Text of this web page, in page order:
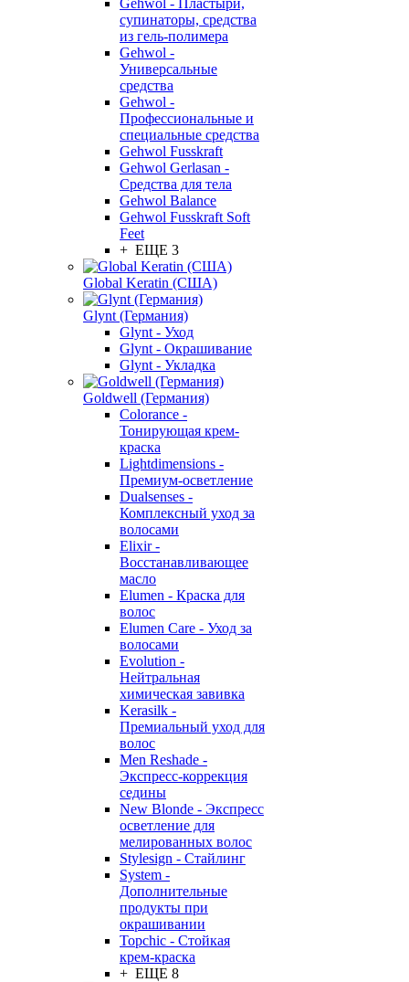
Gehwol - Пластыри,
супинаторы, средства
из гель-полимера
Gehwol -
Универсальные
средства
Gehwol -
Профессиональные и
специальные средства
Gehwol Fusskraft
Gehwol Gerlasan -
Средства для тела
Gehwol Balance
Gehwol Fusskraft Soft
Feet
+ ЕЩЕ 3
Global Keratin (США)
Glynt (Германия)
Glynt - Уход
Glynt - Окрашивание
Glynt - Укладка
Goldwell (Германия)
Colorance -
Тонирующая крем-
краска
Lightdimensions -
Премиум-осветление
Dualsenses -
Комплексный уход за
волосами
Elixir -
Восстанавливающее
масло
Elumen - Краска для
волос
Elumen Care - Уход за
волосами
Evolution -
Нейтральная
химическая завивка
Kerasilk -
Премиальный уход для
волос
Men Reshade -
Экспресс-коррекция
седины
New Blonde - Экспресс
осветление для
мелированных волос
Stylesign - Стайлинг
System -
Дополнительные
продукты при
окрашивании
Topchic - Стойкая
крем-краска
+ ЕЩЕ 8